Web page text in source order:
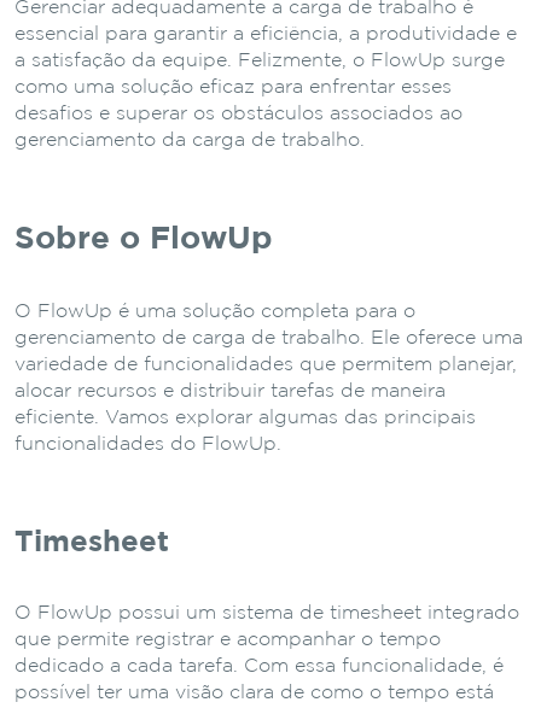
Gerenciar adequadamente a carga de trabalho é
essencial para garantir a eficiência, a produtividade e
a satisfação da equipe. Felizmente, o FlowUp surge
como uma solução eficaz para enfrentar esses
desafios e superar os obstáculos associados ao
gerenciamento da carga de trabalho.
Sobre o FlowUp
O FlowUp é uma solução completa para o
gerenciamento de carga de trabalho. Ele oferece uma
variedade de funcionalidades que permitem planejar,
alocar recursos e distribuir tarefas de maneira
eficiente. Vamos explorar algumas das principais
funcionalidades do FlowUp.
Timesheet
O FlowUp possui um sistema de timesheet integrado
que permite registrar e acompanhar o tempo
dedicado a cada tarefa. Com essa funcionalidade, é
possível ter uma visão clara de como o tempo está